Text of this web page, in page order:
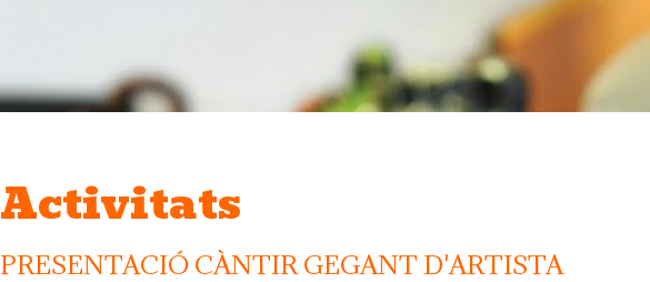
Activitats
PRESENTACIÓ CÀNTIR GEGANT D'ARTISTA